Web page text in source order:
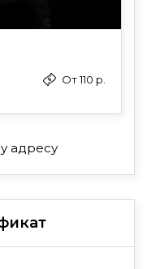
От 110 р.
адресу